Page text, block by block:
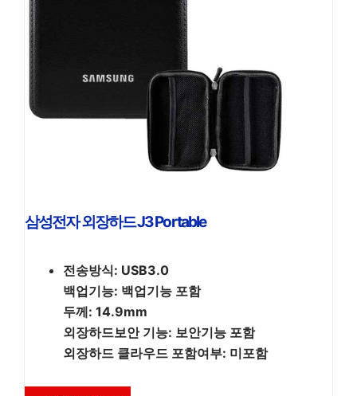
삼성전자 외장하드 J3 Portable
전송방식: USB3.0
백업기능: 백업기능 포함
두께: 14.9mm
외장하드보안 기능: 보안기능 포함
외장하드 클라우드 포함여부: 미포함